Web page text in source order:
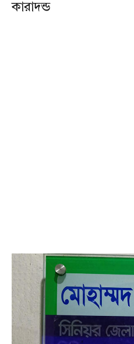
কারাদন্ড